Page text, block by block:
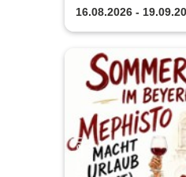
Abend
16.08.2026 -